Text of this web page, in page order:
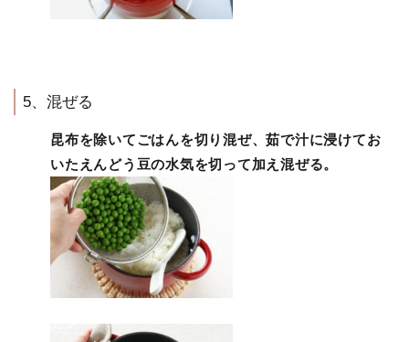
5、混ぜる
昆布を除いてごはんを切り混ぜ、茹で汁に浸けてお
いたえんどう豆の水気を切って加え混ぜる。